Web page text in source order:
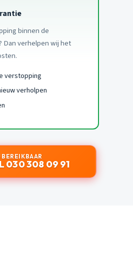
binnen de
Dan verhelpen wij het
verstopping
verholpen
BEREIKBAAR
030 308 09 91